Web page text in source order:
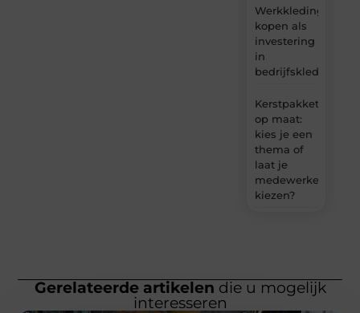
Werkkleding
kopen als
investering
in
bedrijfskleding
Kerstpakket
op maat:
kies je een
thema of
laat je
medewerkers
kiezen?
Gerelateerde artikelen die u mogelijk
interesseren